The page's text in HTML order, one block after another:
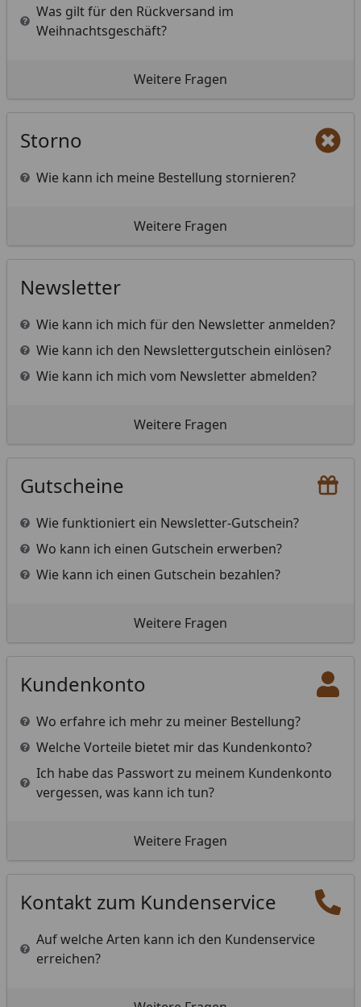
Was gilt für den Rückversand im
Weihnachtsgeschäft?
Weitere Fragen
Storno
Wie kann ich meine Bestellung stornieren?
Weitere Fragen
Newsletter
Wie kann ich mich für den Newsletter anmelden?
Wie kann ich den Newslettergutschein einlösen?
Wie kann ich mich vom Newsletter abmelden?
Weitere Fragen
Gutscheine
Wie funktioniert ein Newsletter-Gutschein?
Wo kann ich einen Gutschein erwerben?
Wie kann ich einen Gutschein bezahlen?
Weitere Fragen
Kundenkonto
Wo erfahre ich mehr zu meiner Bestellung?
Welche Vorteile bietet mir das Kundenkonto?
Ich habe das Passwort zu meinem Kundenkonto
vergessen, was kann ich tun?
Weitere Fragen
Kontakt zum Kundenservice
Auf welche Arten kann ich den Kundenservice
erreichen?